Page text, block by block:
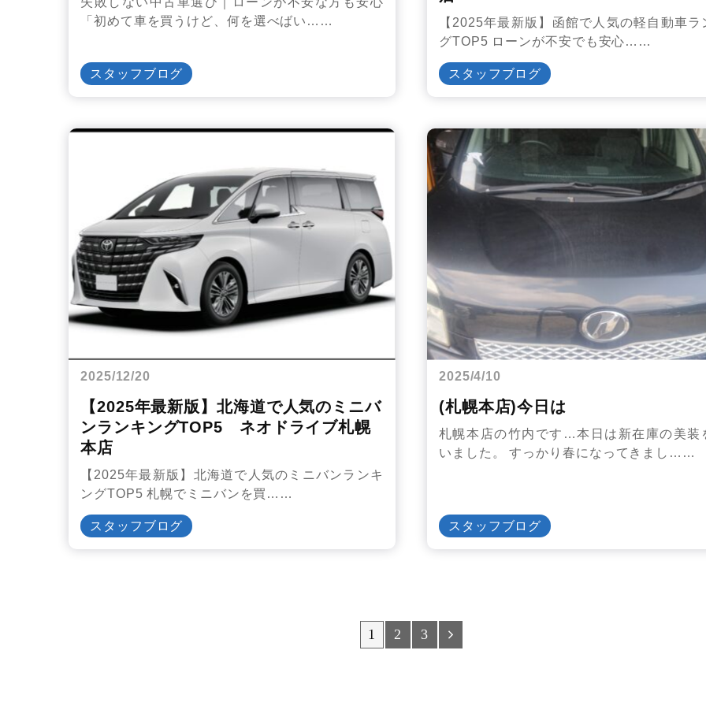
「初めて車を買うけど、何を選べばい……
スタッフブログ
【2025年最新版】函館で人気の軽自動車ラ
グTOP5 ローンが不安でも安心……
スタッフブログ
2025/12/20
【2025年最新版】北海道で人気のミニバ
ンランキングTOP5 ネオドライブ札幌
本店
【2025年最新版】北海道で人気のミニバンランキ
ングTOP5 札幌でミニバンを買……
スタッフブログ
2025/4/10
(札幌本店)今日は
札幌本店の竹内です…本日は新在庫の美装
いました。 すっかり春になってきまし……
スタッフブログ
1 2 3